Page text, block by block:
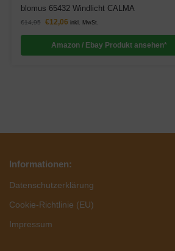
blomus 65432 Windlicht CALMA
€14,95 €12,06 inkl. MwSt.
Amazon / Ebay Produkt ansehen*
Informationen:
Datenschutzerklärung
Cookie-Richtlinie (EU)
Impressum